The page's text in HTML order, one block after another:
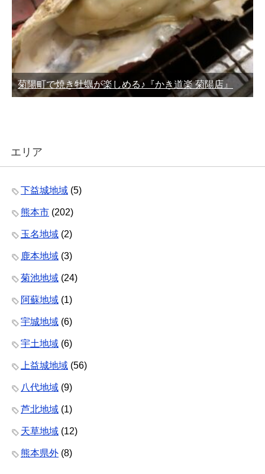
菊陽町で焼き牡蠣が楽しめる♪『かき道楽 菊陽店』
エリア
下益城地域 (5)
熊本市 (202)
玉名地域 (2)
鹿本地域 (3)
菊池地域 (24)
阿蘇地域 (1)
宇城地域 (6)
宇土地域 (6)
上益城地域 (56)
八代地域 (9)
芦北地域 (1)
天草地域 (12)
熊本県外 (8)